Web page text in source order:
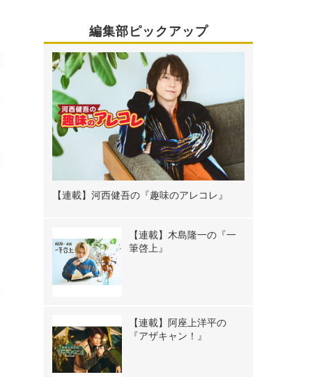
編集部ピックアップ
【連載】河西健吾の『趣味のアレコレ』
【連載】木島隆一の『一
筆啓上』
【連載】阿座上洋平の
『アザキャン！』